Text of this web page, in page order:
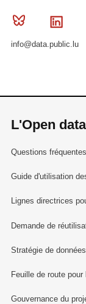
Bluesky
info@data.public.lu
L'Open data
Questions
Guide d'utilisation
Lignes directrices
Demande de
Stratégie de
Feuille de route pour
Gouvernance du